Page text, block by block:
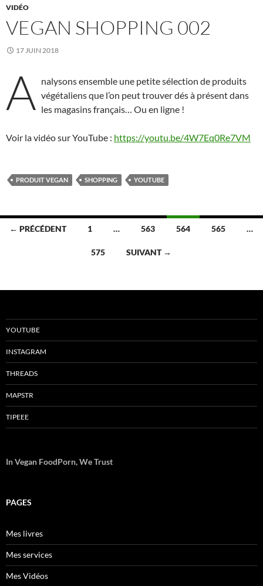
VIDÉO
VEGAN SHOPPING 002
17 JUIN 2018
A nalysons ensemble une petite sélection de produits
végétaliens que l’on peut trouver dés à présent dans
les magasins français… Ou en ligne !
Voir la vidéo sur YouTube : https://youtu.be/4W7Eq0Re7VM
PRODUIT VEGAN SHOPPING YOUTUBE
Navigation
← PRÉCÉDENT 1 … 563 564 565 …
575 SUIVANT →
YOUTUBE
INSTAGRAM
THREADS
MAPSTR
TIPEEE
In Vegan FoodPorn, We Trust
PAGES
Mes livres
Mes services
Mes Vidéos